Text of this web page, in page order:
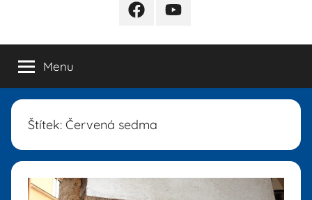
FB YB
Menu
Štítek: Červená sedma